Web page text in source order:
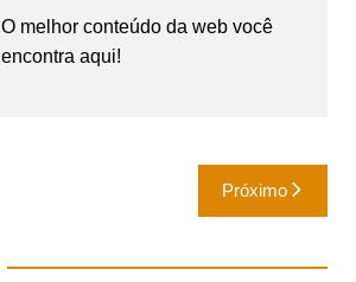
O melhor conteúdo da web você
encontra aqui!
Próximo